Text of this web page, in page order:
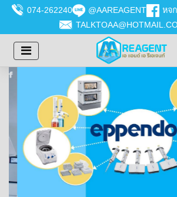
074-262240 @AAREAGENT
หจ